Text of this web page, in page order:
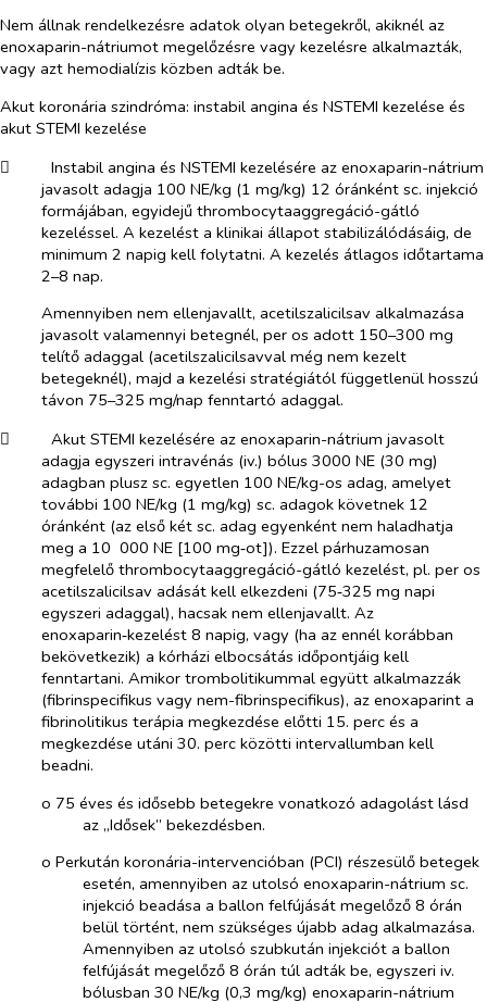
Nem állnak rendelkezésre adatok olyan betegekről, akiknél az
enoxaparin-nátriumot megelőzésre vagy kezelésre alkalmazták,
vagy azt hemodialízis közben adták be.
Akut koronária szindróma: instabil angina és NSTEMI kezelése és
akut STEMI kezelése
​
Instabil angina és NSTEMI kezelésére az enoxaparin-nátrium
javasolt adagja 100 NE/kg (1 mg/kg) 12 óránként sc. injekció
formájában, egyidejű thrombocytaaggregáció-gátló
kezeléssel. A kezelést a klinikai állapot stabilizálódásáig, de
minimum 2 napig kell folytatni. A kezelés átlagos időtartama
2–8 nap.
Amennyiben nem ellenjavallt, acetilszalicilsav alkalmazása
javasolt valamennyi betegnél, per os adott 150–300 mg
telítő adaggal (acetilszalicilsavval még nem kezelt
betegeknél), majd a kezelési stratégiától függetlenül hosszú
távon 75–325 mg/nap fenntartó adaggal.
​
Akut STEMI kezelésére az enoxaparin-nátrium javasolt
adagja egyszeri intravénás (iv.) bólus 3000 NE (30 mg)
adagban plusz sc. egyetlen 100 NE/kg-os adag, amelyet
további 100 NE/kg (1 mg/kg) sc. adagok követnek 12
óránként (az első két sc. adag egyenként nem haladhatja
meg a 10 000 NE [100 mg‑ot]). Ezzel párhuzamosan
megfelelő thrombocytaaggregáció-gátló kezelést, pl. per os
acetilszalicilsav adását kell elkezdeni (75‑325 mg napi
egyszeri adaggal), hacsak nem ellenjavallt. Az
enoxaparin‑kezelést 8 napig, vagy (ha az ennél korábban
bekövetkezik) a kórházi elbocsátás időpontjáig kell
fenntartani. Amikor trombolitikummal együtt alkalmazzák
(fibrinspecifikus vagy nem-fibrinspecifikus), az enoxaparint a
fibrinolitikus terápia megkezdése előtti 15. perc és a
megkezdése utáni 30. perc közötti intervallumban kell
beadni.
o​ 75 éves és idősebb betegekre vonatkozó adagolást lásd
az „Idősek” bekezdésben.
o​ Perkután koronária-intervencióban (PCI) részesülő betegek
esetén, amennyiben az utolsó enoxaparin-nátrium sc.
injekció beadása a ballon felfújását megelőző 8 órán
belül történt, nem szükséges újabb adag alkalmazása.
Amennyiben az utolsó szubkután injekciót a ballon
felfújását megelőző 8 órán túl adták be, egyszeri iv.
bólusban 30 NE/kg (0,3 mg/kg) enoxaparin-nátrium